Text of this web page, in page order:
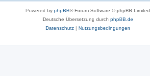
Powered by phpBB® Forum Software © phpBB Limited
Deutsche Übersetzung durch phpBB.de
Datenschutz| Nutzungsbedingungen